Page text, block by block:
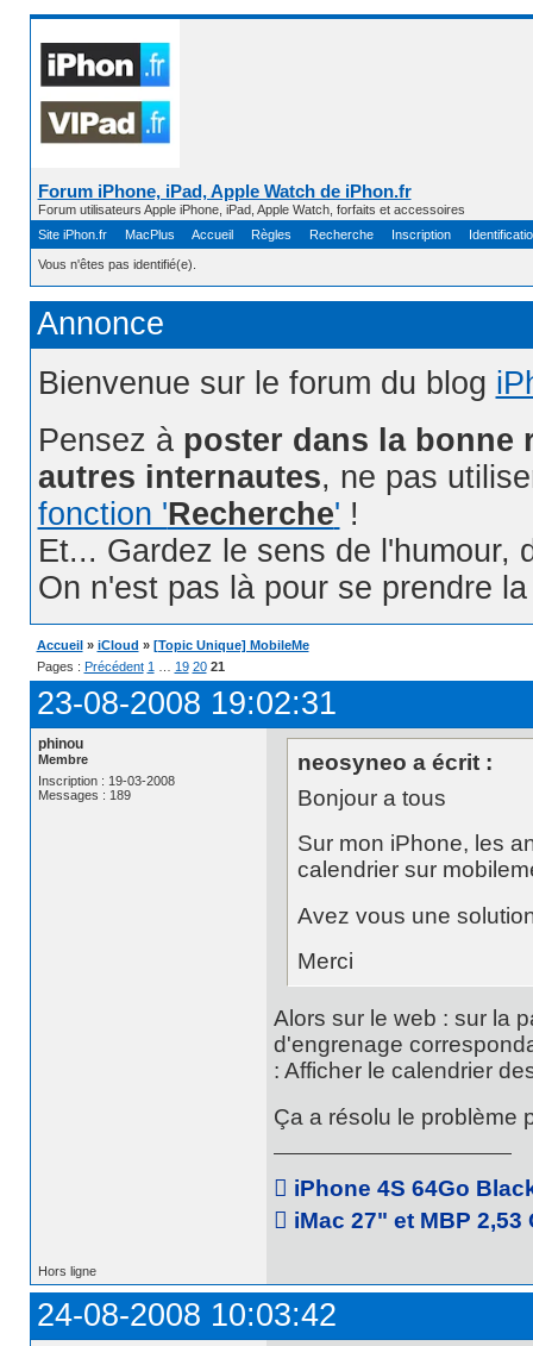
Forum iPhone, iPad, Apple Watch de iPhon.fr
Forum utilisateurs Apple iPhone, iPad, Apple Watch, forfaits et accessoires
Site iPhon.fr
MacPlus Accueil Règles Recherche Inscription
Vous n'êtes pas identifié(e).
Annonce
Bienvenue sur le forum du blog
Pensez à poster dans la bonne
autres internautes, ne pas
fonction 'Recherche' !
Et... Gardez le sens de l'humour,
On n'est pas là pour se prendre
Accueil » iCloud » [Topic Unique] MobileMe
Pages : Précédent 1 19 20 21
23-08-2008 19:02:31
phinou
Membre
Inscription : 19-03-2008
Messages : 189
neosyneo a écrit :
Bonjour a tous
Sur mon iPhone, les
calendrier sur
Avez vous une
Merci
Alors sur le web : sur la
d'engrenage
: Afficher le calendrier
Ça a résolu le problème
 iPhone 4S 64Go
 iMac 27" et MBP 2,53
Hors ligne
24-08-2008 10:03:42